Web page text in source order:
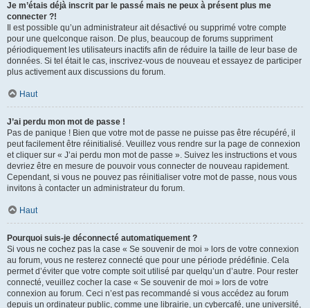
Je m’étais déjà inscrit par le passé mais ne peux à présent plus me
connecter ?!
Il est possible qu’un administrateur ait désactivé ou supprimé votre compte
pour une quelconque raison. De plus, beaucoup de forums suppriment
périodiquement les utilisateurs inactifs afin de réduire la taille de leur base de
données. Si tel était le cas, inscrivez-vous de nouveau et essayez de participer
plus activement aux discussions du forum.
Haut
J’ai perdu mon mot de passe !
Pas de panique ! Bien que votre mot de passe ne puisse pas être récupéré, il
peut facilement être réinitialisé. Veuillez vous rendre sur la page de connexion
et cliquer sur « J’ai perdu mon mot de passe ». Suivez les instructions et vous
devriez être en mesure de pouvoir vous connecter de nouveau rapidement.
Cependant, si vous ne pouvez pas réinitialiser votre mot de passe, nous vous
invitons à contacter un administrateur du forum.
Haut
Pourquoi suis-je déconnecté automatiquement ?
Si vous ne cochez pas la case « Se souvenir de moi » lors de votre connexion
au forum, vous ne resterez connecté que pour une période prédéfinie. Cela
permet d’éviter que votre compte soit utilisé par quelqu’un d’autre. Pour rester
connecté, veuillez cocher la case « Se souvenir de moi » lors de votre
connexion au forum. Ceci n’est pas recommandé si vous accédez au forum
depuis un ordinateur public, comme une librairie, un cybercafé, une université,